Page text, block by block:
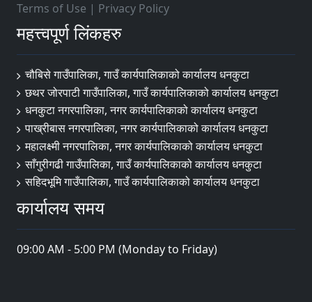
Terms of Use | Privacy Policy
महत्त्वपूर्ण लिंकहरु
चौबिसे गाउँपालिका, गाउँ कार्यपालिकाको कार्यालय धनकुटा
छथर जोरपाटी गाउँपालिका, गाउँ कार्यपालिकाको कार्यालय धनकुटा
धनकुटा नगरपालिका, नगर कार्यपालिकाको कार्यालय धनकुटा
पाख्रीबास नगरपालिका, नगर कार्यपालिकाको कार्यालय धनकुटा
महालक्ष्मी नगरपालिका, नगर कार्यपालिकाको कार्यालय धनकुटा
साँगुरीगढी गाउँपालिका, गाउँ कार्यपालिकाको कार्यालय धनकुटा
सहिदभूमि गाउँपालिका, गाउँ कार्यपालिकाको कार्यालय धनकुटा
कार्यालय समय
09:00 AM - 5:00 PM (Monday to Friday)